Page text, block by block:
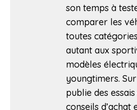
son temps à
comparer les
toutes
autant aux
modèles
youngtimers.
publie des
conseils d’achat